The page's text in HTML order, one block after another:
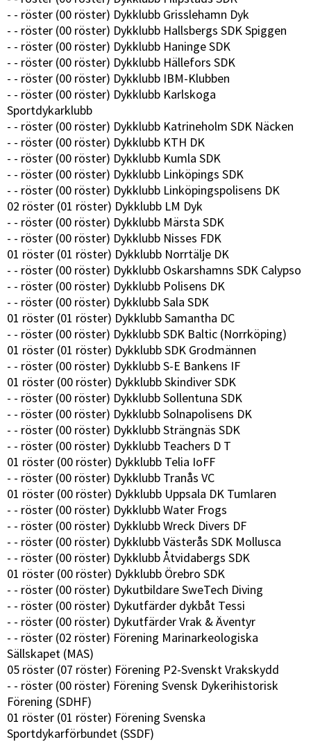
- - röster (00 röster) Dykklubb Grisslehamn Dyk
- - röster (00 röster) Dykklubb Hallsbergs SDK Spiggen
- - röster (00 röster) Dykklubb Haninge SDK
- - röster (00 röster) Dykklubb Hällefors SDK
- - röster (00 röster) Dykklubb IBM-Klubben
- - röster (00 röster) Dykklubb Karlskoga
Sportdykarklubb
- - röster (00 röster) Dykklubb Katrineholm SDK Näcken
- - röster (00 röster) Dykklubb KTH DK
- - röster (00 röster) Dykklubb Kumla SDK
- - röster (00 röster) Dykklubb Linköpings SDK
- - röster (00 röster) Dykklubb Linköpingspolisens DK
02 röster (01 röster) Dykklubb LM Dyk
- - röster (00 röster) Dykklubb Märsta SDK
- - röster (00 röster) Dykklubb Nisses FDK
01 röster (01 röster) Dykklubb Norrtälje DK
- - röster (00 röster) Dykklubb Oskarshamns SDK Calypso
- - röster (00 röster) Dykklubb Polisens DK
- - röster (00 röster) Dykklubb Sala SDK
01 röster (01 röster) Dykklubb Samantha DC
- - röster (00 röster) Dykklubb SDK Baltic (Norrköping)
01 röster (01 röster) Dykklubb SDK Grodmännen
- - röster (00 röster) Dykklubb S-E Bankens IF
01 röster (00 röster) Dykklubb Skindiver SDK
- - röster (00 röster) Dykklubb Sollentuna SDK
- - röster (00 röster) Dykklubb Solnapolisens DK
- - röster (00 röster) Dykklubb Strängnäs SDK
- - röster (00 röster) Dykklubb Teachers D T
01 röster (00 röster) Dykklubb Telia IoFF
- - röster (00 röster) Dykklubb Tranås VC
01 röster (00 röster) Dykklubb Uppsala DK Tumlaren
- - röster (00 röster) Dykklubb Water Frogs
- - röster (00 röster) Dykklubb Wreck Divers DF
- - röster (00 röster) Dykklubb Västerås SDK Mollusca
- - röster (00 röster) Dykklubb Åtvidabergs SDK
01 röster (00 röster) Dykklubb Örebro SDK
- - röster (00 röster) Dykutbildare SweTech Diving
- - röster (00 röster) Dykutfärder dykbåt Tessi
- - röster (00 röster) Dykutfärder Vrak & Äventyr
- - röster (02 röster) Förening Marinarkeologiska
Sällskapet (MAS)
05 röster (07 röster) Förening P2-Svenskt Vrakskydd
- - röster (00 röster) Förening Svensk Dykerihistorisk
Förening (SDHF)
01 röster (01 röster) Förening Svenska
Sportdykarförbundet (SSDF)